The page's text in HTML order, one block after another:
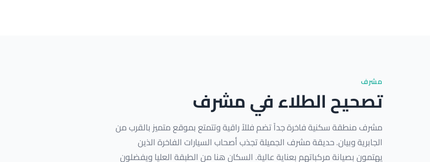
مشرف
تصحيح الطلاء في مشرف
مشرف منطقة سكنية فاخرة جداً تضم فللاً راقية وتتمتع بموقع متميز بالقرب من
الجابرية وبيان. حديقة مشرف الجميلة تجذب أصحاب السيارات الفاخرة الذين
يهتمون بصيانة مركباتهم بعناية عالية. السكان هنا من الطبقة العليا ويفضلون